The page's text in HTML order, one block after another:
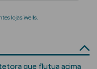
lojas Wells.
que flutua acima